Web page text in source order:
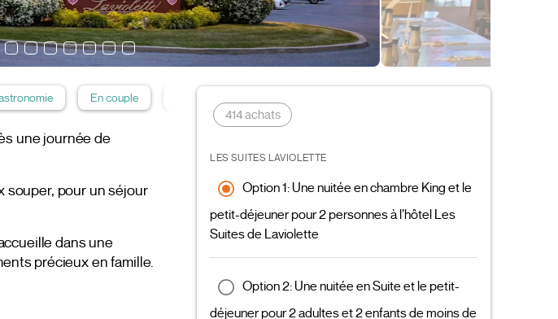
414 achats
LES SUITES LAVIOLETTE
Option 1: Une nuitée en chambre King et le
petit-déjeuner pour 2 personnes à l’hôtel Les
Suites de Laviolette
Option 2: Une nuitée en Suite et le petit-
déjeuner pour 2 adultes et 2 enfants de moins de
En couple
une journée de
souper, pour un séjour
dans une
précieux en famille.